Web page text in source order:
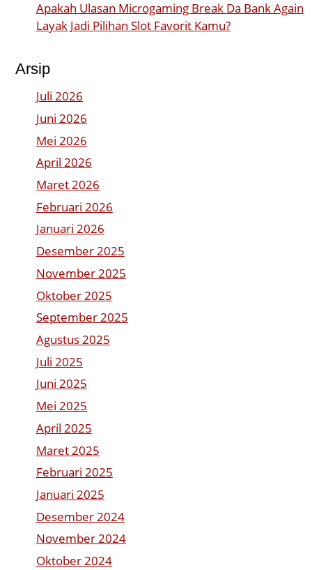
Apakah Ulasan Microgaming Break Da Bank Again
Layak Jadi Pilihan Slot Favorit Kamu?
Arsip
Juli 2026
Juni 2026
Mei 2026
April 2026
Maret 2026
Februari 2026
Januari 2026
Desember 2025
November 2025
Oktober 2025
September 2025
Agustus 2025
Juli 2025
Juni 2025
Mei 2025
April 2025
Maret 2025
Februari 2025
Januari 2025
Desember 2024
November 2024
Oktober 2024